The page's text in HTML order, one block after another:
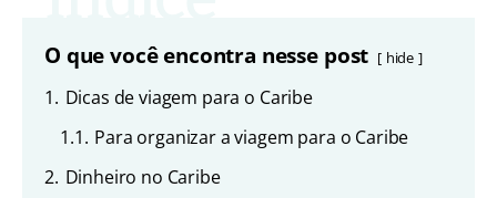
O que você encontra nesse post hide
1. Dicas de viagem para o Caribe
1.1. Para organizar a viagem para o Caribe
2. Dinheiro no Caribe